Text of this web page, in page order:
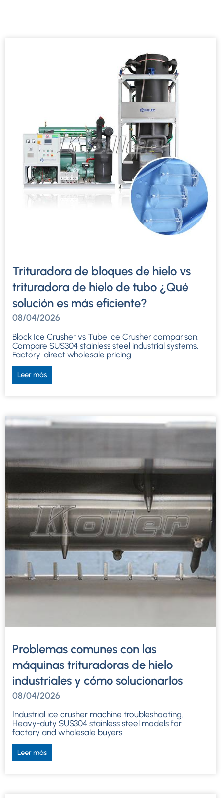
Trituradora de bloques de hielo vs
trituradora de hielo de tubo ¿Qué
solución es más eficiente?
08/04/2026
Block Ice Crusher vs Tube Ice Crusher comparison
Compare SUS304 stainless steel industrial systems
Factory-direct wholesale pricing
Leer más
Problemas comunes con las
máquinas trituradoras de hielo
industriales y cómo solucionarlos
08/04/2026
Industrial ice crusher machine troubleshooting
Heavy-duty SUS304 stainless steel models for
factory and wholesale buyers
Leer más